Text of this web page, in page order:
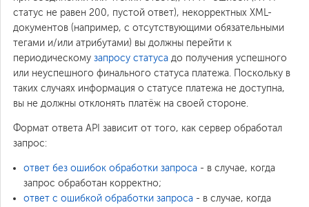
статус не равен 200, пустой ответ), некорректных XML-
документов (например, c отсутствующими обязательными
тегами и/или атрибутами) вы должны перейти к
периодическому запросу статуса до получения успешного
или неуспешного финального статуса платежа. Поскольку в
таких случаях информация о статусе платежа не доступна,
вы не должны отклонять платёж на своей стороне.
Формат ответа API зависит от того, как сервер обработал
запрос:
ответ без ошибок обработки запроса - в случае, когда
запрос обработан корректно;
ответ с ошибкой обработки запроса - в случае, когда